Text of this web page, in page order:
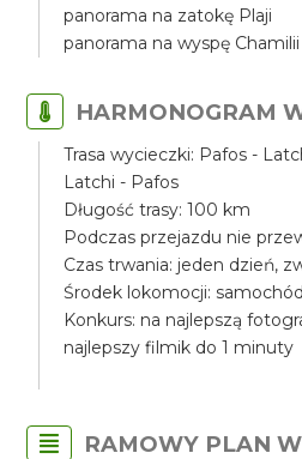
panorama na zatokę Plaji
panorama na wyspę Chamilii
HARMONOGRAM
Trasa wycieczki: Pafos -
Latchi - Pafos
Długość trasy: 100 km
Podczas przejazdu nie
Czas trwania: jeden dzień,
Środek lokomocji:
Konkurs: na najlepszą
najlepszy filmik do 1 minuty
RAMOWY PLAN